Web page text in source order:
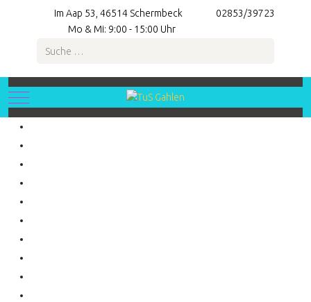
Im Aap 53, 46514 Schermbeck
02853/39723
Mo & Mi: 9:00 - 15:00 Uhr
Suchen
Mobile Menu Toggle